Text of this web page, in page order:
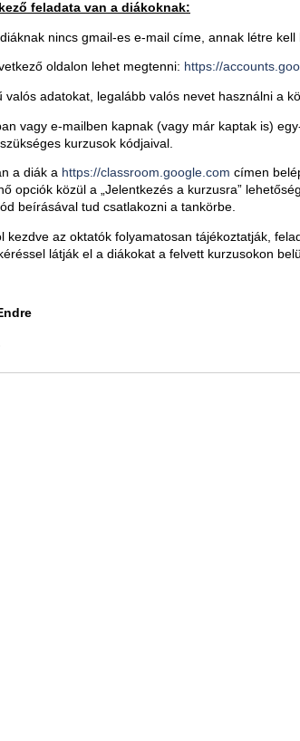
feladata van a diákoknak:
nincs gmail-es e-mail címe, annak létre kell
oldalon lehet megtenni: https://
valós adatokat, legalább valós nevet használni a
vagy e-mailben kapnak (vagy már kaptak is)
kurzusok kódjaival.
a diák a https://classroom.google.com címen
opciók közül a „Jelentkezés a kurzusra”
beírásával tud csatlakozni a tankörbe.
kezdve az oktatók folyamatosan tájékoztatják,
látják el a diákokat a felvett kurzusokon